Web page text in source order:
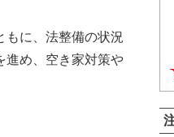
もに、法整備の状況
進め、空き家対策や